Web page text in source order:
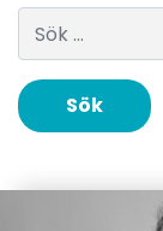
Sök efter: